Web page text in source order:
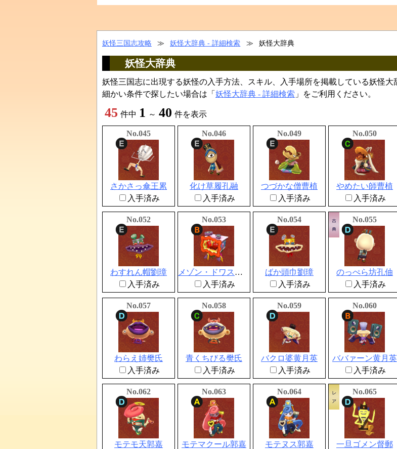
妖怪三国志攻略 ≫ 妖怪大辞典 - 詳細検索 ≫ 妖怪大辞典
妖怪大辞典
妖怪三国志に出現する妖怪の入手方法、スキル、入手場所を掲載している妖怪大
細かい条件で探したい場合は「 妖怪大辞典 - 詳細検索 」をご利用ください。
45 件中 1 ～ 40 件を表示
No.045
さかさっ傘王累
入手済み
No.046
化け草履孔融
入手済み
No.049
つづかな僧曹植
入手済み
No.050
やめたい師曹植
入手済み
No.052
わすれん帽劉璋
入手済み
No.053
メゾン・ドワスレ劉璋
入手済み
No.054
ばか頭巾劉璋
入手済み
No.055
のっぺら坊孔伷
入手済み
No.057
わらえ姉樊氏
入手済み
No.058
青くちびる樊氏
入手済み
No.059
バクロ婆黄月英
入手済み
No.060
ババァーン黄月英
入手済み
No.062
モテモ天郭嘉
No.063
モテマクール郭嘉
No.064
モテヌス郭嘉
No.065
一旦ゴメン督郵